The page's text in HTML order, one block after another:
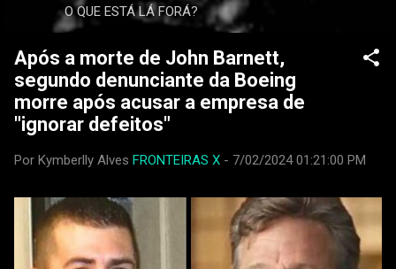
O QUE ESTÁ LÁ FORÁ?
Após a morte de John Barnett,
segundo denunciante da Boeing
morre após acusar a empresa de
"ignorar defeitos"
Por Kymberlly Alves FRONTEIRAS X - 7/02/2024 01:21:00 PM